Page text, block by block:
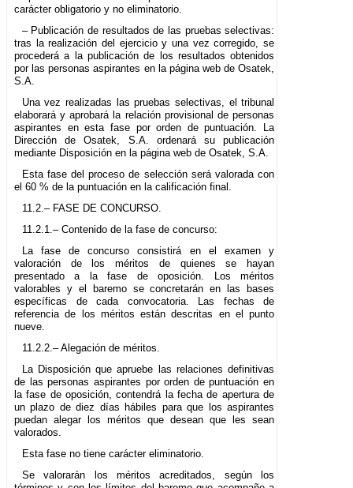
carácter obligatorio y no eliminatorio.
– Publicación de resultados de las pruebas selectivas:
tras la realización del ejercicio y una vez corregido, se
procederá a la publicación de los resultados obtenidos
por las personas aspirantes en la página web de Osatek,
S.A.
Una vez realizadas las pruebas selectivas, el tribunal
elaborará y aprobará la relación provisional de personas
aspirantes en esta fase por orden de puntuación. La
Dirección de Osatek, S.A. ordenará su publicación
mediante Disposición en la página web de Osatek, S.A.
Esta fase del proceso de selección será valorada con
el 60 % de la puntuación en la calificación final.
11.2.– FASE DE CONCURSO.
11.2.1.– Contenido de la fase de concurso:
La fase de concurso consistirá en el examen y
valoración de los méritos de quienes se hayan
presentado a la fase de oposición. Los méritos
valorables y el baremo se concretarán en las bases
específicas de cada convocatoria. Las fechas de
referencia de los méritos están descritas en el punto
nueve.
11.2.2.– Alegación de méritos.
La Disposición que apruebe las relaciones definitivas
de las personas aspirantes por orden de puntuación en
la fase de oposición, contendrá la fecha de apertura de
un plazo de diez días hábiles para que los aspirantes
puedan alegar los méritos que desean que les sean
valorados.
Esta fase no tiene carácter eliminatorio.
Se valorarán los méritos acreditados, según los